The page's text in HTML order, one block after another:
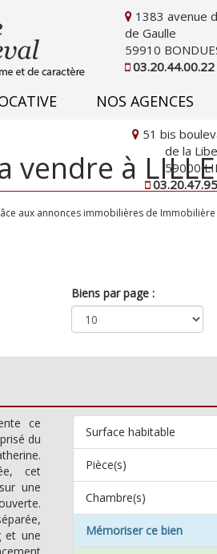
NOS AGENCES
1383 avenue
de Gaulle
59910
03.20.44.00.22
51 bis
de la
59000
vendre à LILLE
aux annonces immobilières de Immobilière
Biens par page :
ce
du
cet
une
et une
Surface habitable
Pièce(s)
Chambre(s)
Mémoriser ce bien